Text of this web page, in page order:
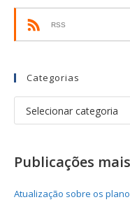
RSS
Categorias
Publicações
Atualização sobre os